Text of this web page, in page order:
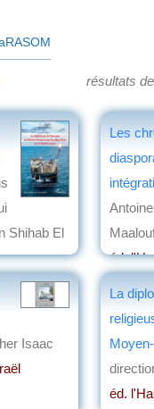
résultats
Shihab El
Les
éd.
Isaac
La
éd.